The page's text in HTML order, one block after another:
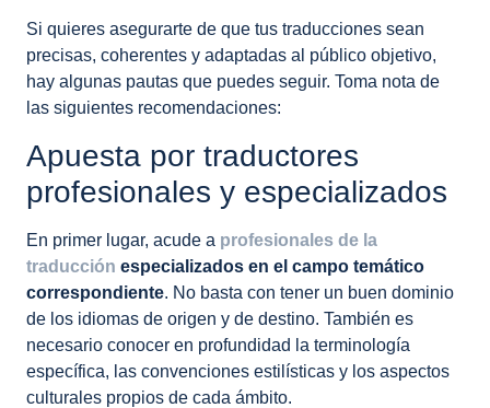
Si quieres asegurarte de que tus traducciones sean
precisas, coherentes y adaptadas al público objetivo,
hay algunas pautas que puedes seguir. Toma nota de
las siguientes recomendaciones:
Apuesta por traductores
profesionales y especializados
En primer lugar, acude a profesionales de la
traducción especializados en el campo temático
correspondiente. No basta con tener un buen dominio
de los idiomas de origen y de destino. También es
necesario conocer en profundidad la terminología
específica, las convenciones estilísticas y los aspectos
culturales propios de cada ámbito.